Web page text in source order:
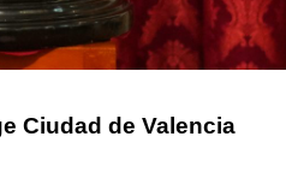
Ciudad de Valencia